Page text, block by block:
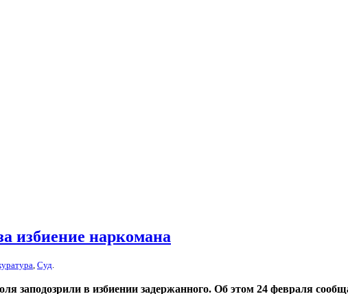
избиение наркомана
Суд
заподозрили в избиении задержанного. Об этом 24 февраля